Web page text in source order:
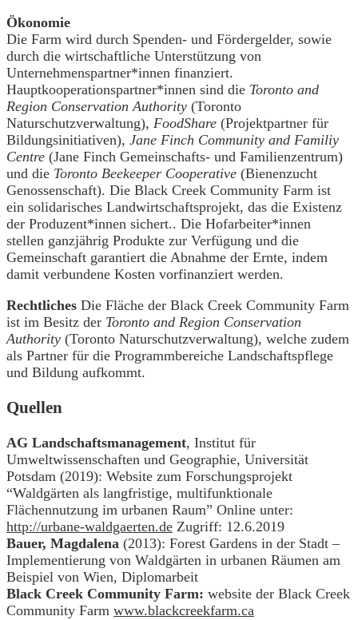
Ökonomie
Die Farm wird durch Spenden- und Fördergelder, sowie
durch die wirtschaftliche Unterstützung von
Unternehmenspartner*innen finanziert.
Hauptkooperationspartner*innen sind die Toronto and
Region Conservation Authority (Toronto
Naturschutzverwaltung), FoodShare (Projektpartner für
Bildungsinitiativen), Jane Finch Community and Familiy
Centre (Jane Finch Gemeinschafts- und Familienzentrum)
und die Toronto Beekeeper Cooperative (Bienenzucht
Genossenschaft). Die Black Creek Community Farm ist
ein solidarisches Landwirtschaftsprojekt, das die Existenz
der Produzent*innen sichert.. Die Hofarbeiter*innen
stellen ganzjährig Produkte zur Verfügung und die
Gemeinschaft garantiert die Abnahme der Ernte, indem
damit verbundene Kosten vorfinanziert werden.
Rechtliches Die Fläche der Black Creek Community Farm
ist im Besitz der Toronto and Region Conservation
Authority (Toronto Naturschutzverwaltung), welche zudem
als Partner für die Programmbereiche Landschaftspflege
und Bildung aufkommt.
Quellen
AG Landschaftsmanagement, Institut für
Umweltwissenschaften und Geographie, Universität
Potsdam (2019): Website zum Forschungsprojekt
“Waldgärten als langfristige, multifunktionale
Flächennutzung im urbanen Raum” Online unter:
http://urbane-waldgaerten.de Zugriff: 12.6.2019
Bauer, Magdalena (2013): Forest Gardens in der Stadt –
Implementierung von Waldgärten in urbanen Räumen am
Beispiel von Wien, Diplomarbeit
Black Creek Community Farm: website der Black Creek
Community Farm www.blackcreekfarm.ca